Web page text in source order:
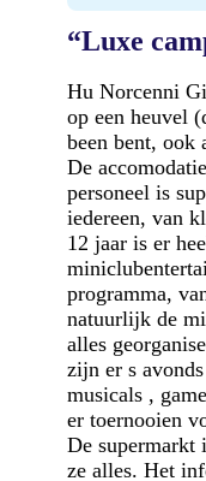
“Luxe
Hu Norcenni
op een heuvel
been bent, ook
De
personeel is
iedereen, van
12 jaar is er
programma,
natuurlijk de
alles
zijn er s
musicals ,
er toernooien
De supermarkt
ze alles. Het